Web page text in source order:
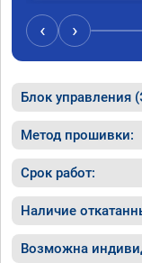
всем, кто
‹ ›
Блок управления
Метод прошивки:
Срок работ:
Наличие
Возможна